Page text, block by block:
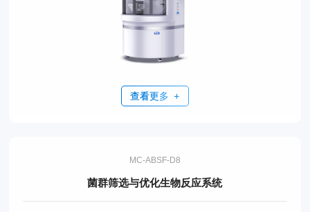
查看更多
MC-ABSF-D8
菌群筛选与优化生物反应系统